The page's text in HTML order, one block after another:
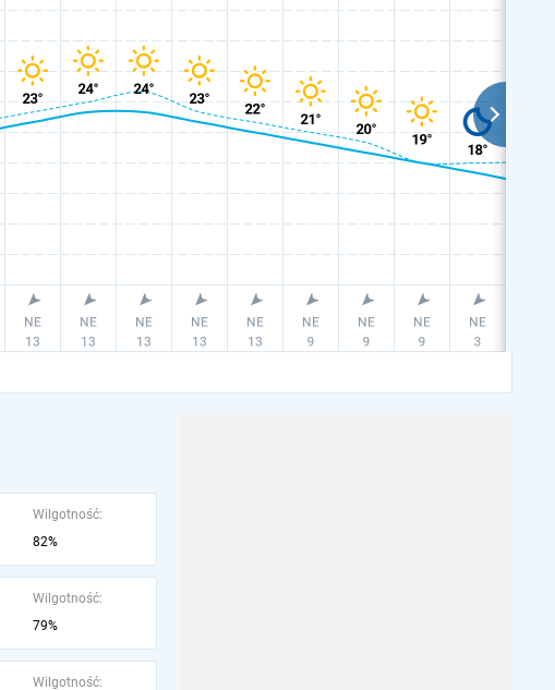
Wilgotność:
82%
Wilgotność:
79%
Wilgotność: